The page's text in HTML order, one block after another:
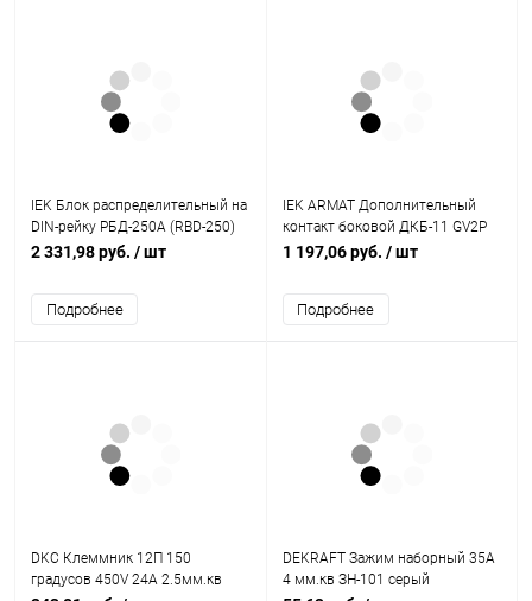
IEK Блок распределительный на
DIN-рейку РБД-250А (RBD-250)
2 331,98 руб. / шт
Подробнее
IEK ARMAT Дополнительный
контакт боковой ДКБ-11 GV2P
(AR-AUX-ASA11)
1 197,06 руб. / шт
Подробнее
DKC Клеммник 12П 150
градусов 450V 24A 2.5мм.кв
DEKRAFT Зажим наборный 35А
4 мм.кв ЗН-101 серый